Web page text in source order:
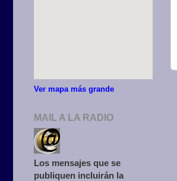
Ver mapa más grande
MAIL A LA RADIO
Los mensajes que se
publiquen incluirán la